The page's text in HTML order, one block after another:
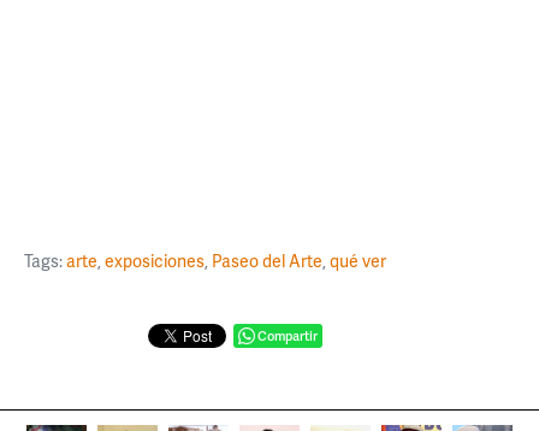
Tags:arte,exposiciones, Paseo del Arte,qué ver
Compartir